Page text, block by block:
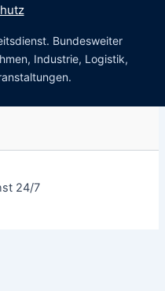
Bundesweiter
Industrie, Logistik,
24/7